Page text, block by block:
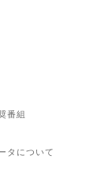
番組
タについて